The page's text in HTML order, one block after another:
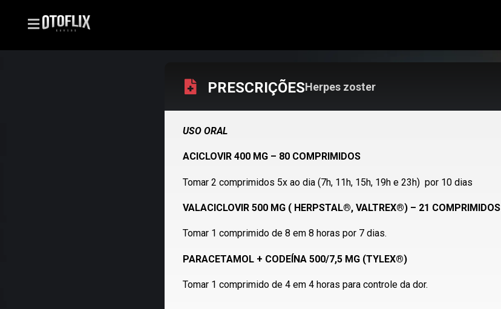
PRESCRIÇÕESHerpes zoster
USO ORAL
ACICLOVIR 400 MG – 80 COMPRIMIDOS
Tomar 2 comprimidos 5x ao dia (7h, 11h, 15h, 19h e 23h) por 10 dias
VALACICLOVIR 500 MG ( HERPSTAL®, VALTREX®) – 21 COMPRIMIDOS
Tomar 1 comprimido de 8 em 8 horas por 7 dias.
PARACETAMOL + CODEÍNA 500/7,5 MG (TYLEX®)
Tomar 1 comprimido de 4 em 4 horas para controle da dor.